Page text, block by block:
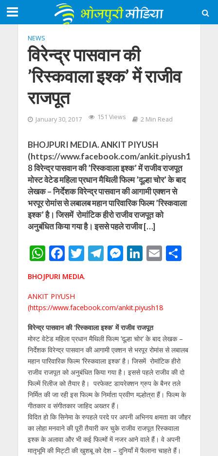
NEWS
विरेन्द्र पासवान की
’रिस्कवाला इश्क’ में राजीव
राजपूत
January 30, 2017 151 Views 2 Min Read
BHOJPURI MEDIA. ANKIT PIYUSH
(https://www.facebook.com/ankit.piyush1
8 विरेन्द्र पासवान की ’रिस्कवाला इश्क’ में राजीव राजपूत
मोस्ट वेटेड महिला प्रधान मैथिली फिल्म ’दूल्हा चोर’ के बाद
लेखक – निर्देशक विरेन्द्र पासवान की आगामी एक्शन से
भरपूर रोमांस से लबालब महान पारिवारिक फिल्म ’रिस्कवाला
इश्क’ है। जिसमें रोमांटिक हीरो राजीव राजपूत को
अनुबंधित किया गया है। इससे पहले राजीव […]
W
h
at
s
A
p
p
F
ac
e
b
o
o
k
T
itt
er
T
gr
a
m
M
e
n
g
er
Li
dI
n
E
l
S
BHOJPURI MEDIA.
ANKIT PIYUSH
(https://www.facebook.com/ankit.piyush18
विरेन्द्र पासवान की ’रिस्कवाला इश्क’ में राजीव राजपूत
मोस्ट वेटेड महिला प्रधान मैथिली फिल्म ’दूल्हा चोर’ के बाद लेखक –
निर्देशक विरेन्द्र पासवान की आगामी एक्शन से भरपूर रोमांस से लबालब
महान पारिवारिक फिल्म ’रिस्कवाला इश्क’ है। जिसमें रोमांटिक हीरो
राजीव राजपूत को अनुबंधित किया गया है। इससे पहले राजीव की दो
फिल्में रिलीज को तैयार है। परफेक्ट डायरेक्शन ग्रुप के बैनर तले
निर्मित की जा रही इस फिल्म के निर्माता प्रवीण मल्होत्रा हैं। फिल्म के
गीतकार व संगीतकार जाहिद अख्तर हैं।
विदित हो कि सिनेमा के रुपहले परदे पर अपनी अभिनय क्षमता का जौहर
का लोहा मनवाने की पूरी तैयारी कर चुके राजीव राजपूत रिस्कवाला
इश्क के अलावा और भी कई फिल्मों में नजर आने वाले हैं। वे अपनी
मातृभूमि की मिट्टी की खुशबू को देश – दुनियाँ में फैलाना चाहते हैं।